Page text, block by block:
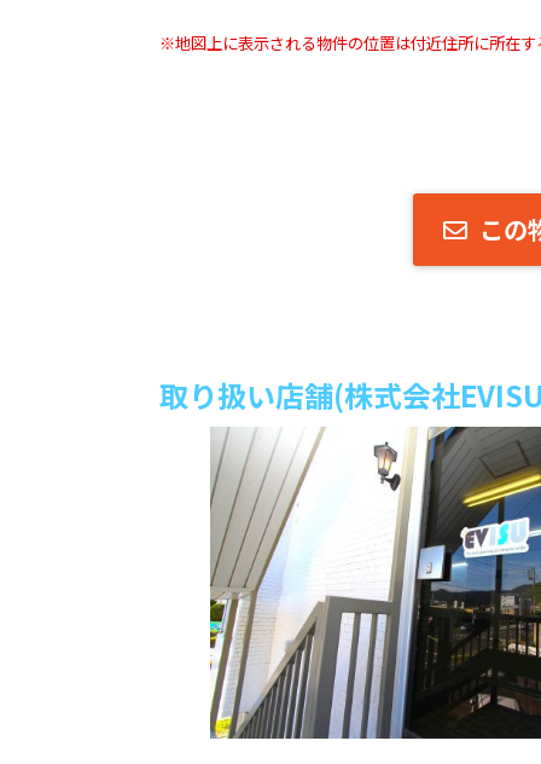
※地図上に表示される物件の位置は付近住所に所在
この
取り扱い店舗(株式会社